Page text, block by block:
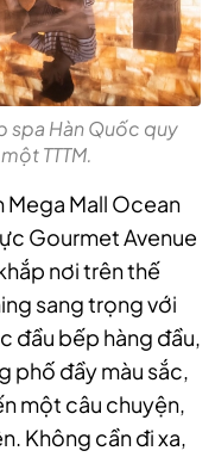
spa Hàn Quốc quy
TTTM.
Mega Mall Ocean
Gourmet Avenue
nơi trên thế
sang trọng với
đầu bếp hàng đầu,
phố đầy màu sắc,
một câu chuyện,
Không cần đi xa,